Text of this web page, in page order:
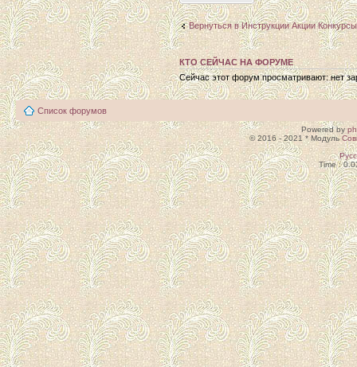
Вернуться в Инструкции Акции Конкурсы
КТО СЕЙЧАС НА ФОРУМЕ
Сейчас этот форум просматривают: нет
Список форумов
Powered by
© 2016 - 2021 * Модуль
Time :